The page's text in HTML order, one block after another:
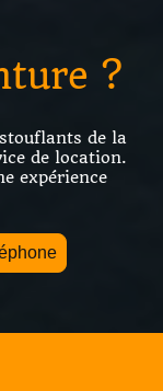
?
de la
de location.
expérience